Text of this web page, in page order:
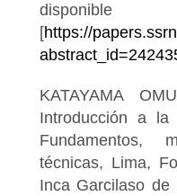
[https://
KATAYAMA
Introducción a la
Fundamentos,
técnicas, Lima,
Inca Garcilaso de